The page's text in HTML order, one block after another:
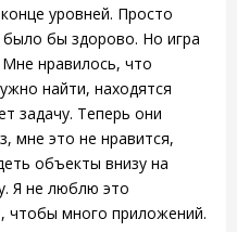
уровней. Просто
бы здорово. Но игра
нравилось, что
найти, находятся
задачу. Теперь они
мне это не нравится,
объекты внизу на
Я не люблю это
чтобы много приложений.